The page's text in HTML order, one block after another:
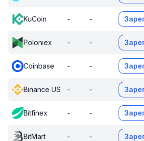
KuCoin - -
Poloniex - -
Coinbase - -
Binance US - -
Bitfinex - -
BitMart - -